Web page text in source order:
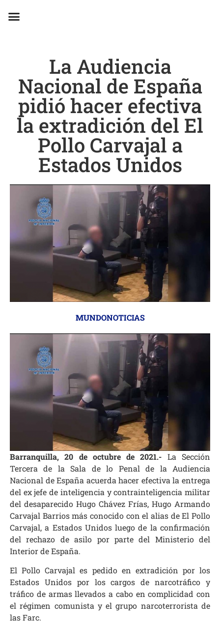
La Audiencia
Nacional de España
pidió hacer efectiva
la extradición del El
Pollo Carvajal a
Estados Unidos
MUNDONOTICIAS
Barranquilla, 20 de octubre de 2021.- La Sección
Tercera de la Sala de lo Penal de la Audiencia
Nacional de España acuerda hacer efectiva la entrega
del ex jefe de inteligencia y contrainteligencia militar
del desaparecido Hugo Chávez Frías, Hugo Armando
Carvajal Barrios más conocido con el alias de El Pollo
Carvajal, a Estados Unidos luego de la confirmación
del rechazo de asilo por parte del Ministerio del
Interior de España.
El Pollo Carvajal es pedido en extradición por los
Estados Unidos por los cargos de narcotráfico y
tráfico de armas llevados a cabo en complicidad con
el régimen comunista y el grupo narcoterrorista de
las Farc.